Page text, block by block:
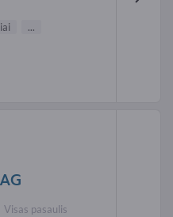
...
Visas pasaulis